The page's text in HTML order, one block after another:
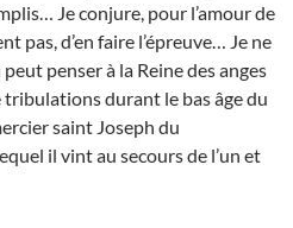
Je conjure, pour l’amour de
pas, d’en faire l’épreuve… Je ne
penser à la Reine des anges
tribulations durant le bas âge du
saint Joseph du
il vint au secours de l’un et